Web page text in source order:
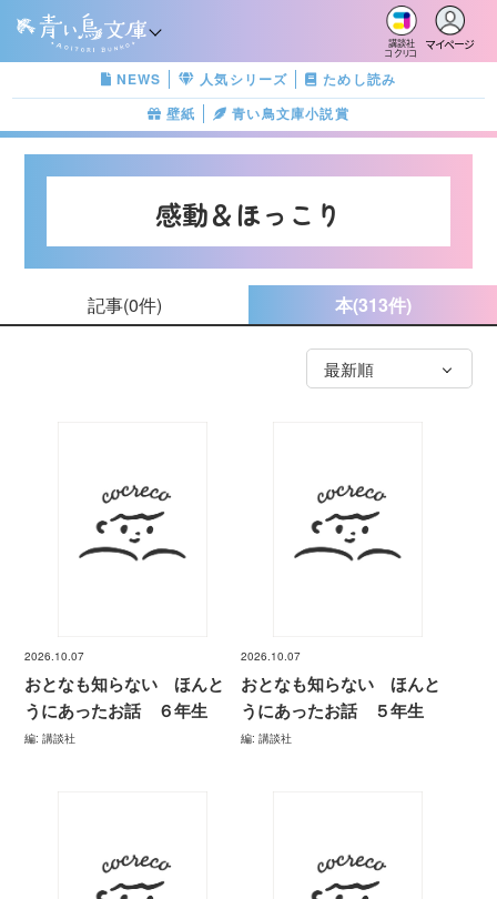
講談社
コクリコ
マイページ
NEWS 人気シリーズ
ためし読み
壁紙
青い鳥文庫小説賞
感動＆ほっこり
記事(0件) 本(313件)
2026.10.07
おとなも知らない ほんと
うにあったお話 ６年生
編: 講談社
2026.10.07
おとなも知らない ほんと
うにあったお話 ５年生
編: 講談社